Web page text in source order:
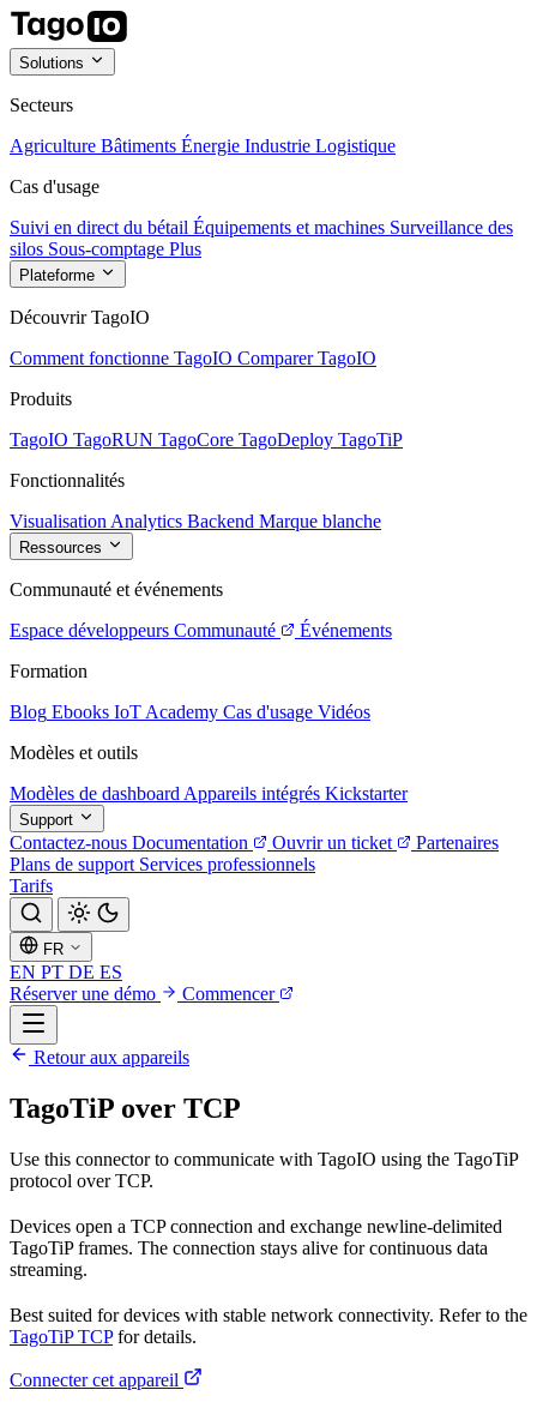
Solutions
Secteurs
Agriculture Bâtiments Énergie Industrie Logistique
Cas d'usage
Suivi en direct du bétail Équipements et machines Surveillance des
silos Sous-comptage Plus
Plateforme
Découvrir TagoIO
Comment fonctionne TagoIO Comparer TagoIO
Produits
TagoIO TagoRUN TagoCore TagoDeploy TagoTiP
Fonctionnalités
Visualisation Analytics Backend Marque blanche
Ressources
Communauté et événements
Espace développeurs Communauté
Événements
Formation
Blog Ebooks IoT Academy Cas d'usage Vidéos
Modèles et outils
Modèles de dashboard Appareils intégrés Kickstarter
Support
Contactez-nous Documentation Ouvrir un ticket
Partenaires
Plans de support Services professionnels
Tarifs
FR
EN PT DE ES
Réserver une démo
Commencer
Retour aux appareils
TagoTiP over TCP
Use this connector to communicate with TagoIO using the TagoTiP
protocol over TCP.
Devices open a TCP connection and exchange newline-delimited
TagoTiP frames. The connection stays alive for continuous data
streaming.
Best suited for devices with stable network connectivity. Refer to the
TagoTiP TCPfor details.
Connecter cet appareil